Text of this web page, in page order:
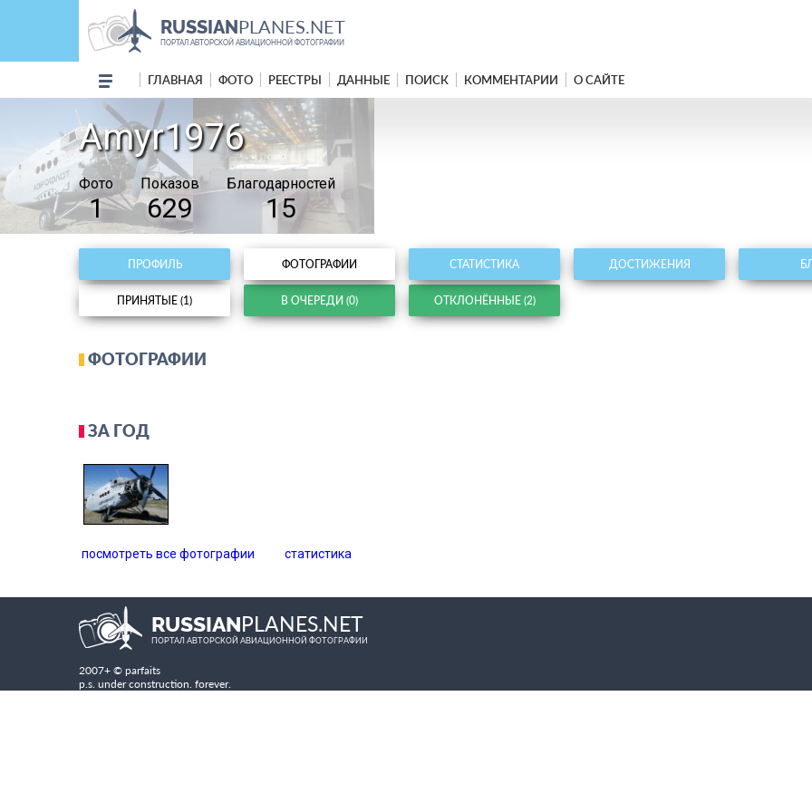
RUSSIANPLANES.NET
ПОРТАЛ АВТОРСКОЙ АВИАЦИОННОЙ ФОТОГРАФИИ
ГЛАВНАЯ ФОТО РЕЕСТРЫ ДАННЫЕ ПОИСК КОММЕНТАРИИ О САЙТЕ
Amyr1976
Фото
1
Показов
629
Благодарностей
15
ПРОФИЛЬ ФОТОГРАФИИ СТАТИСТИКА ДОСТИЖЕНИЯ
ПРИНЯТЫЕ (1) В ОЧЕРЕДИ (0) ОТКЛОНЁННЫЕ (2)
ФОТОГРАФИИ
ЗА ГОД
посмотреть все фотографии статистика
RUSSIANPLANES.NET
ПОРТАЛ АВТОРСКОЙ АВИАЦИОННОЙ ФОТОГРАФИИ
2007+ © parfaits
p.s. under construction. forever.